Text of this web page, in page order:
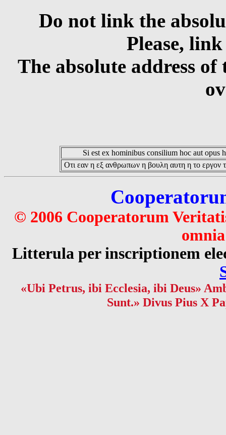
Do not link the
Please,
The absolute address
Si est ex hominibus consilium hoc aut opus
Οτι εαν η εξ ανθρωπων η βουλη αυτη η το εργον
© 2006 Cooperatorum
Litterula per inscriptionem
«Ubi Petrus, ibi Ecclesia, ibi Deus»
Sunt.» Divus Pius X